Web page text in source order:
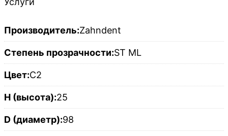
Производитель:Zahndent
Степень прозрачности:ST ML
Цвет:C2
H (высота):25
D (диаметр):98